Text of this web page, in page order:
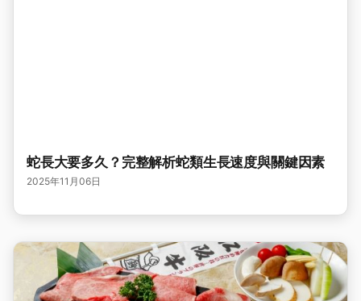
蛇長大要多久？完整解析蛇類生長速度與關鍵因素
2025年11月06日